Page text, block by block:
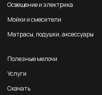
Освещение и электрика
Мойки и смесители
Матрасы, подушки, аксессуары
Полезные мелочи
Услуги
Скачать